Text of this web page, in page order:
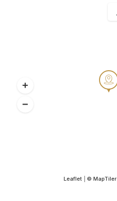
Leaflet © MapTiler